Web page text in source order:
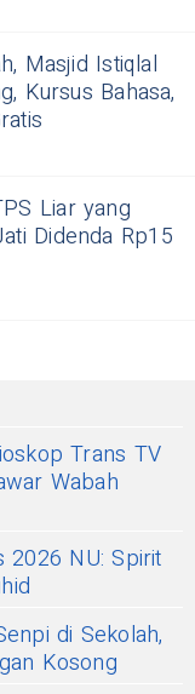
Masjid Istiqlal
Kursus Bahasa,
Liar yang
Didenda Rp15
Trans TV
Wabah
2026 NU: Spirit
di Sekolah,
Kosong